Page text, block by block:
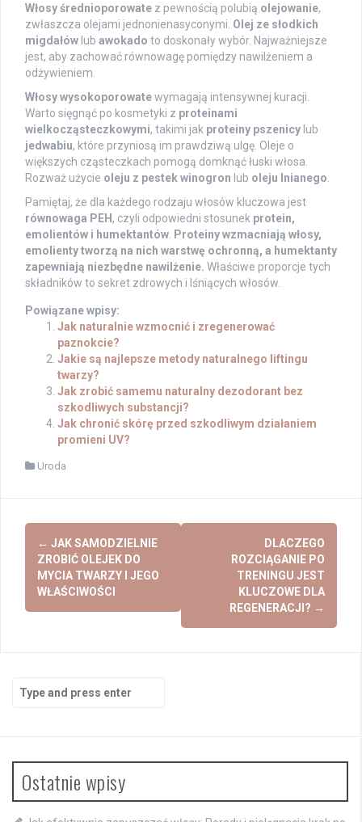
Włosy średnioporowate z pewnością polubią olejowanie,
zwłaszcza olejami jednonienasyconymi. Olej ze słodkich
migdałów lub awokado to doskonały wybór. Najważniejsze
jest, aby zachować równowagę pomiędzy nawilżeniem a
odżywieniem.
Włosy wysokoporowatewymagają intensywnej kuracji.
Warto sięgnąć po kosmetyki z proteinami
wielkocząsteczkowymi, takimi jak proteiny pszenicy lub
jedwabiu, które przyniosą im prawdziwą ulgę. Oleje o
większych cząsteczkach pomogą domknąć łuski włosa.
Rozważ użycie oleju z pestek winogron lub oleju lnianego
Pamiętaj, że dla każdego rodzaju włosów kluczowa jest
równowaga PEH , czyli odpowiedni stosunek protein,
emolientów i humektantów Proteiny wzmacniają włosy,
emolienty tworzą na nich warstwę ochronną, a humektanty
zapewniają niezbędne nawilżenie. Właściwe proporcje tych
składników to sekret zdrowych i lśniących włosów.
Powiązane wpisy:
Jak naturalnie wzmocnić i zregenerować
paznokcie?
Jakie są najlepsze metody naturalnego liftingu
twarzy?
Jak zrobić samemu naturalny dezodorant bez
szkodliwych substancji?
Jak chronić skórę przed szkodliwym działaniem
promieni UV?
Uroda
Post
navigation
← JAK SAMODZIELNIE
ZROBIĆ OLEJEK DO
MYCIA TWARZY I JEGO
WŁAŚCIWOŚCI
DLACZEGO
ROZCIĄGANIE PO
TRENINGU JEST
KLUCZOWE DLA
REGENERACJI? →
for:
Ostatnie wpisy